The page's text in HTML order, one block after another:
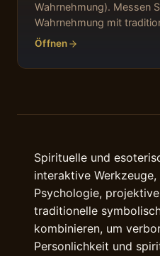
Wahrnehmung). Messen
Wahrnehmung mit
parapsychologischen
Öffnen
Spirituelle und
interaktive
Psychologie,
traditionelle
kombinieren, um
Personlichkeit und